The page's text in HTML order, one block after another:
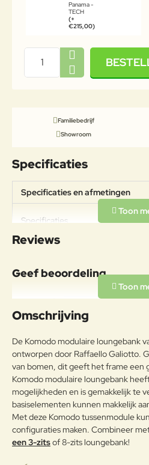
Panama -
TECH
(+
€215,00)
Familiebedrijf
Showroom
Specificaties
Specificaties en afmetingen
Specificaties
Diepte:
Frame
Buitenkussen
100% in
water-
-
vinyl/
Reviews
Geef beoordeling
Uw naam:
g:
Note:HTML-code
Waardering:
Waarderin
g:
Slecht
Omschrijving
De Komodo modulaire loungebank
ontworpen door Raffaello Galiotto.
van bomen, dit geeft het frame een
Komodo modulaire loungebank
mogelijkheden en is gemakkelijk te
basiselementen kunnen makkelijk
Met deze Komodo tussenmodule
configuraties maken. Combineer
een 3-zitsof 8-zits loungebank!